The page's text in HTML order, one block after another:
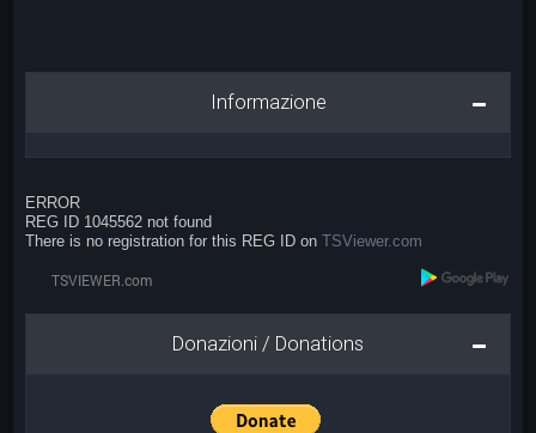
Informazione
ERROR
REG ID 1045562 not found
There is no registration for this REG ID onTSViewer.com
Donazioni / Donations